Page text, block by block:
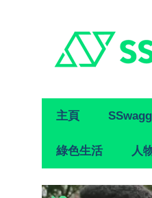
Primary
Navigation
主頁
綠色生活 人